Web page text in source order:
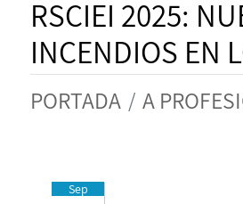
RSCIEI 2025:
INCENDIOS EN
PORTADA A
Sep